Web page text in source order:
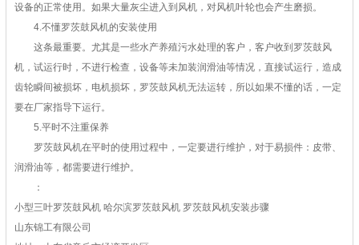
设备的正常使用。如果大量灰尘进入到风机，对风机叶轮也会产生磨损。
4.不懂罗茨鼓风机的安装使用
这条最重要。尤其是一些水产养殖污水处理的客户，客户收到罗茨鼓风
机，试运行时，不进行检查，设备等未加装润滑油等情况，直接试运行，造成
齿轮瞬间被损坏，电机损坏，罗茨鼓风机无法运转，所以如果不懂的话，一定
要在厂家指导下运行。
5.平时不注重保养
罗茨鼓风机在平时的使用过程中，一定要进行维护，对于易损件：皮带、
润滑油等，都需要进行维护。
：
小型三叶罗茨鼓风机 哈尔滨罗茨鼓风机 罗茨鼓风机安装步骤
山东锦工有限公司